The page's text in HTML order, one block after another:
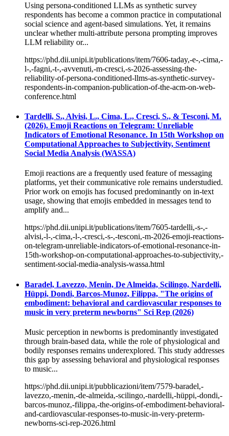
Using persona-conditioned LLMs as synthetic survey
respondents has become a common practice in computational
social science and agent-based simulations. Yet, it remains
unclear whether multi-attribute persona prompting improves
LLM reliability or...
https://phd.dii.unipi.it/publications/item/7606-taday,-e-,-cima,-
l-,-fagni,-t-,-avvenuti,-m-cresci,-s-2026-assessing-the-
reliability-of-persona-conditioned-llms-as-synthetic-survey-
respondents-in-companion-publication-of-the-acm-on-web-
conference.html
Tardelli, S., Alvisi, L., Cima, L., Cresci, S., & Tesconi, M.
(2026). Emoji Reactions on Telegram: Unreliable
Indicators of Emotional Resonance. In 15th Workshop on
Computational Approaches to Subjectivity, Sentiment
Social Media Analysis (WASSA)
Emoji reactions are a frequently used feature of messaging
platforms, yet their communicative role remains understudied.
Prior work on emojis has focused predominantly on in-text
usage, showing that emojis embedded in messages tend to
amplify and...
https://phd.dii.unipi.it/publications/item/7605-tardelli,-s-,-
alvisi,-l-,-cima,-l-,-cresci,-s-,-tesconi,-m-2026-emoji-reactions-
on-telegram-unreliable-indicators-of-emotional-resonance-in-
15th-workshop-on-computational-approaches-to-subjectivity,-
sentiment-social-media-analysis-wassa.html
Baradel, Lavezzo, Menin, De Almeida, Scilingo, Nardelli,
Hüppi, Dondi, Barcos-Munoz, Filippa, "The origins of
embodiment: behavioral and cardiovascular responses to
music in very preterm newborns" Sci Rep (2026)
Music perception in newborns is predominantly investigated
through brain-based data, while the role of physiological and
bodily responses remains underexplored. This study addresses
this gap by assessing behavioral and physiological responses
to music...
https://phd.dii.unipi.it/pubblicazioni/item/7579-baradel,-
lavezzo,-menin,-de-almeida,-scilingo,-nardelli,-hüppi,-dondi,-
barcos-munoz,-filippa,-the-origins-of-embodiment-behavioral-
and-cardiovascular-responses-to-music-in-very-preterm-
newborns-sci-rep-2026.html